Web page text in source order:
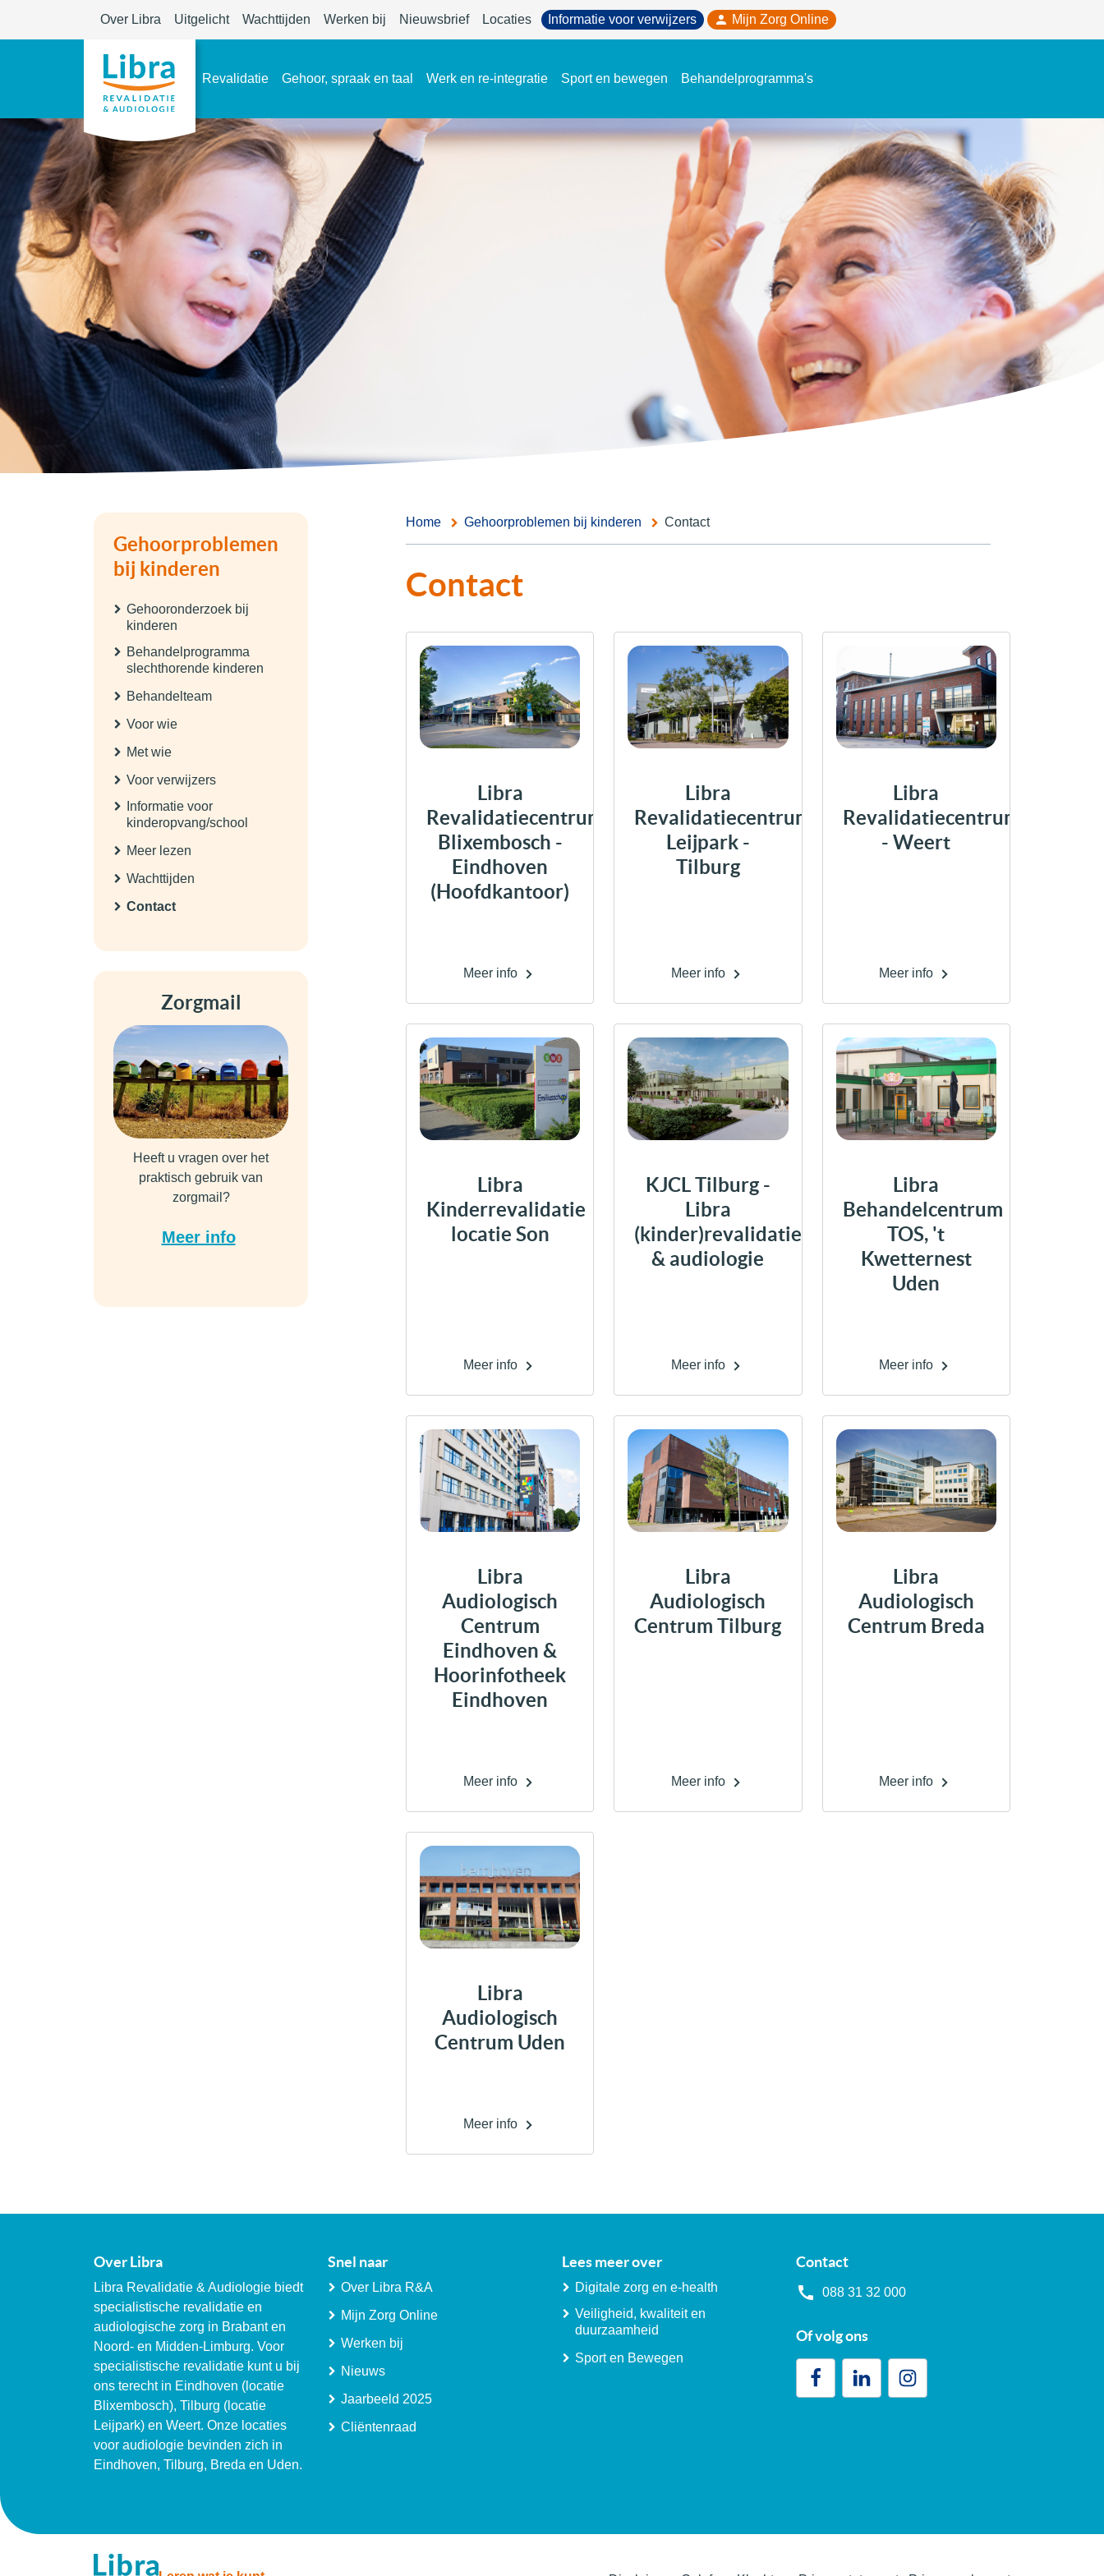
Over Libra Uitgelicht Wachttijden Werken bij Nieuwsbrief Locaties Informatie voor verwijzers Mijn Zorg Online
Revalidatie Gehoor, spraak en taal Werk en re-integratie Sport en bewegen Behandelprogramma's
Gehoorproblemen
bij kinderen
Gehooronderzoek bij
kinderen
Behandelprogramma
slechthorende kinderen
Behandelteam
Voor wie
Met wie
Voor verwijzers
Informatie voor
kinderopvang/school
Meer lezen
Wachttijden
Contact
Zorgmail
Heeft u vragen over het
praktisch gebruik van
zorgmail?
Meer info
Home Gehoorproblemen bij kinderen Contact
Contact
Libra
Revalidatiecentrum
Blixembosch -
Eindhoven
(Hoofdkantoor)
Meer info
Libra
Revalidatiecentrum
Leijpark -
Tilburg
Meer info
Libra
Revalidatiecentrum
- Weert
Meer info
Libra
Kinderrevalidatie
locatie Son
Meer info
KJCL Tilburg -
Libra
(kinder)revalidatie
& audiologie
Meer info
Libra
Behandelcentrum
TOS, 't
Kwetternest
Uden
Meer info
Libra
Audiologisch
Centrum
Eindhoven &
Hoorinfotheek
Eindhoven
Meer info
Libra
Audiologisch
Centrum Tilburg
Meer info
Libra
Audiologisch
Centrum Breda
Meer info
Libra
Audiologisch
Centrum Uden
Meer info
Over Libra
Libra Revalidatie & Audiologie biedt
specialistische revalidatie en
audiologische zorg in Brabant en
Noord- en Midden-Limburg. Voor
specialistische revalidatie kunt u bij
ons terecht in Eindhoven (locatie
Blixembosch), Tilburg (locatie
Leijpark) en Weert. Onze locaties
voor audiologie bevinden zich in
Eindhoven, Tilburg, Breda en Uden.
Snel naar
Over Libra R&A
Mijn Zorg Online
Werken bij
Nieuws
Jaarbeeld 2025
Cliëntenraad
Lees meer over
Digitale zorg en e-health
Veiligheid, kwaliteit en
duurzaamheid
Sport en Bewegen
Contact
088 31 32 000
Of volg ons